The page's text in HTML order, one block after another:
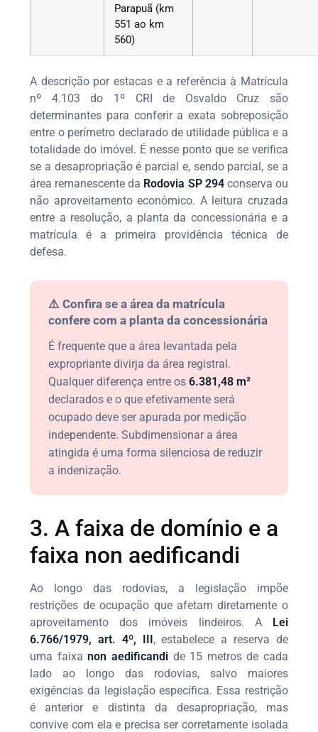
Parapuã (km
551 ao km
560)
A descrição por estacas e a referência à Matrícula
nº 4.103 do 1º CRI de Osvaldo Cruz são
determinantes para conferir a exata sobreposição
entre o perímetro declarado de utilidade pública e a
totalidade do imóvel. É nesse ponto que se verifica
se a desapropriação é parcial e, sendo parcial, se a
área remanescente da Rodovia SP 294conserva ou
não aproveitamento econômico. A leitura cruzada
entre a resolução, a planta da concessionária e a
matrícula é a primeira providência técnica de
defesa.
⚠️ Confira se a área da matrícula
confere com a planta da concessionária
É frequente que a área levantada pela
expropriante divirja da área registral.
Qualquer diferença entre os6.381,48 m²
declarados e o que efetivamente será
ocupado deve ser apurada por medição
independente. Subdimensionar a área
atingida é uma forma silenciosa de reduzir
a indenização.
3. A faixa de domínio e a
faixa non aedificandi
Ao longo das rodovias, a legislação impõe
restrições de ocupação que afetam diretamente o
aproveitamento dos imóveis lindeiros. A Lei
6.766/1979, art. 4º, III, estabelece a reserva de
uma faixanon aedificandide 15 metros de cada
lado ao longo das rodovias, salvo maiores
exigências da legislação específica. Essa restrição
é anterior e distinta da desapropriação, mas
convive com ela e precisa ser corretamente isolada